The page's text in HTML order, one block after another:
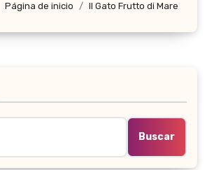
Página de inicio Il Gato Frutto di Mare
Buscar